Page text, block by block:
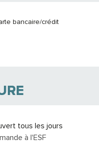
bancaire/crédit
tous les jours
à l'ESF